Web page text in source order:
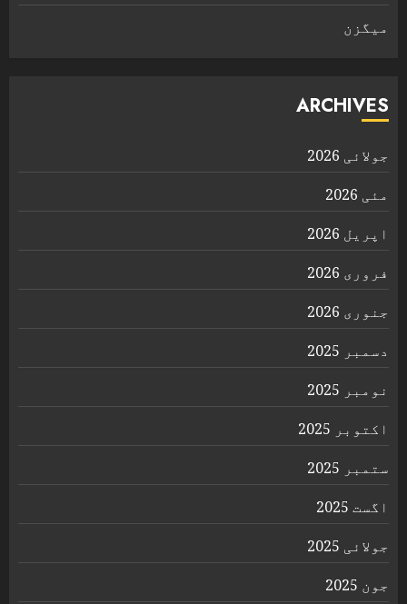
ميگزن
ARCHIVES
جولائی 2026
مئی 2026
اپریل 2026
فروری 2026
جنوری 2026
دسمبر 2025
نومبر 2025
اکتوبر 2025
ستمبر 2025
اگست 2025
جولائی 2025
جون 2025